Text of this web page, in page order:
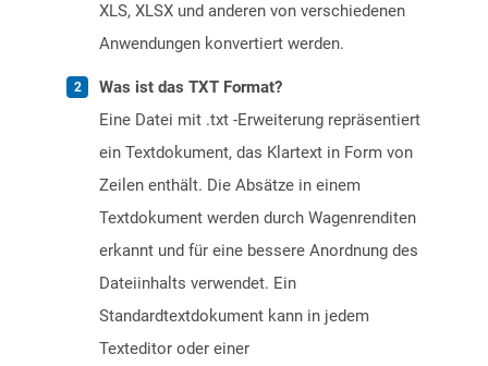
XLS, XLSX und anderen von verschiedenen
Anwendungen konvertiert werden.
Was ist das TXT Format?
Eine Datei mit .txt -Erweiterung repräsentiert
ein Textdokument, das Klartext in Form von
Zeilen enthält. Die Absätze in einem
Textdokument werden durch Wagenrenditen
erkannt und für eine bessere Anordnung des
Dateiinhalts verwendet. Ein
Standardtextdokument kann in jedem
Texteditor oder einer